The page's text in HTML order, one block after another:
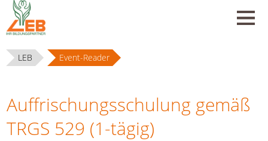
LEB Event-Reader
Auffrischungsschulung gemäß
TRGS 529 (1-tägig)